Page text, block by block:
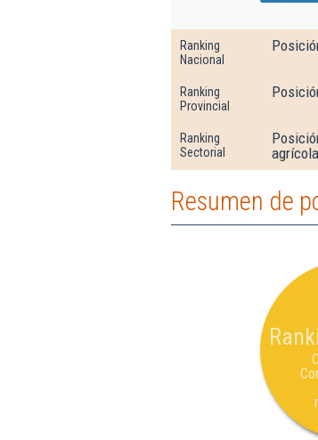
Ranking
Nacional
Ranking
Provincial
Ranking
Sectorial
Resumen de